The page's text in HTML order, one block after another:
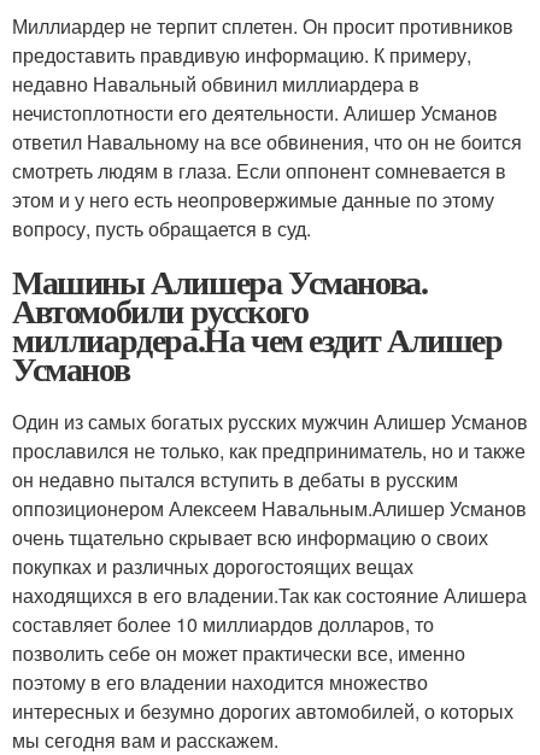
Миллиардер не терпит сплетен. Он просит противников
предоставить правдивую информацию. К примеру,
недавно Навальный обвинил миллиардера в
нечистоплотности его деятельности. Алишер Усманов
ответил Навальному на все обвинения, что он не боится
смотреть людям в глаза. Если оппонент сомневается в
этом и у него есть неопровержимые данные по этому
вопросу, пусть обращается в суд.
Машины Алишера Усманова.
Автомобили русского
миллиардера.На чем ездит Алишер
Усманов
Один из самых богатых русских мужчин Алишер Усманов
прославился не только, как предприниматель, но и также
он недавно пытался вступить в дебаты в русским
оппозиционером Алексеем Навальным.Алишер Усманов
очень тщательно скрывает всю информацию о своих
покупках и различных дорогостоящих вещах
находящихся в его владении.Так как состояние Алишера
составляет более 10 миллиардов долларов, то
позволить себе он может практически все, именно
поэтому в его владении находится множество
интересных и безумно дорогих автомобилей, о которых
мы сегодня вам и расскажем.